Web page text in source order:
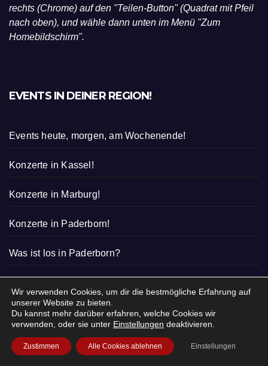
rechts (Chrome) auf den "Teilen-Button" (Quadrat mit Pfeil
nach oben), und wähle dann unten im Menü "Zum
Homebildschirm".
EVENTS IN DEINER REGION!
Events heute, morgen, am Wochenende!
Konzerte in Kassel!
Konzerte in Marburg!
Konzerte in Paderborn!
Was ist los in Paderborn?
Was ist los in Marburg?
Wir verwenden Cookies, um dir die bestmögliche Erfahrung auf
unserer Website zu bieten.
Du kannst mehr darüber erfahren, welche Cookies wir
verwenden, oder sie unter Einstellungen deaktivieren.
Zustimmen Alle Cookies ablehnen Einstellungen